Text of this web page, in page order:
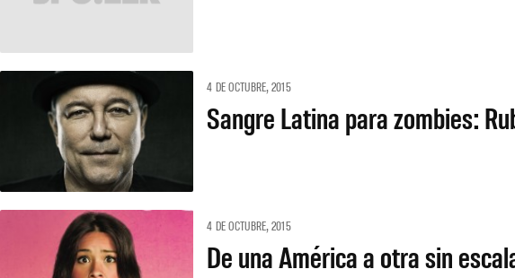
4 DE OCTUBRE, 2015
Sangre Latina para zombies:
4 DE OCTUBRE, 2015
De una América a otra sin